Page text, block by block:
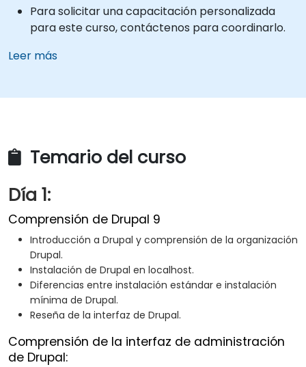
Para solicitar una capacitación personalizada
para este curso, contáctenos para coordinarlo.
Leer más
Temario del curso
Día 1:
Comprensión de Drupal 9
Introducción a Drupal y comprensión de la organización
Drupal.
Instalación de Drupal en localhost.
Diferencias entre instalación estándar e instalación
mínima de Drupal.
Reseña de la interfaz de Drupal.
Comprensión de la interfaz de administración
de Drupal: